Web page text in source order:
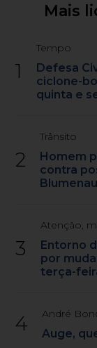
Mais
1
Tempo
Defesa
ciclone-
quinta e
2
Trânsito
Homem
contra
Blumenau
3
Atenção,
Entorno
por
terça-
4 André
Auge,